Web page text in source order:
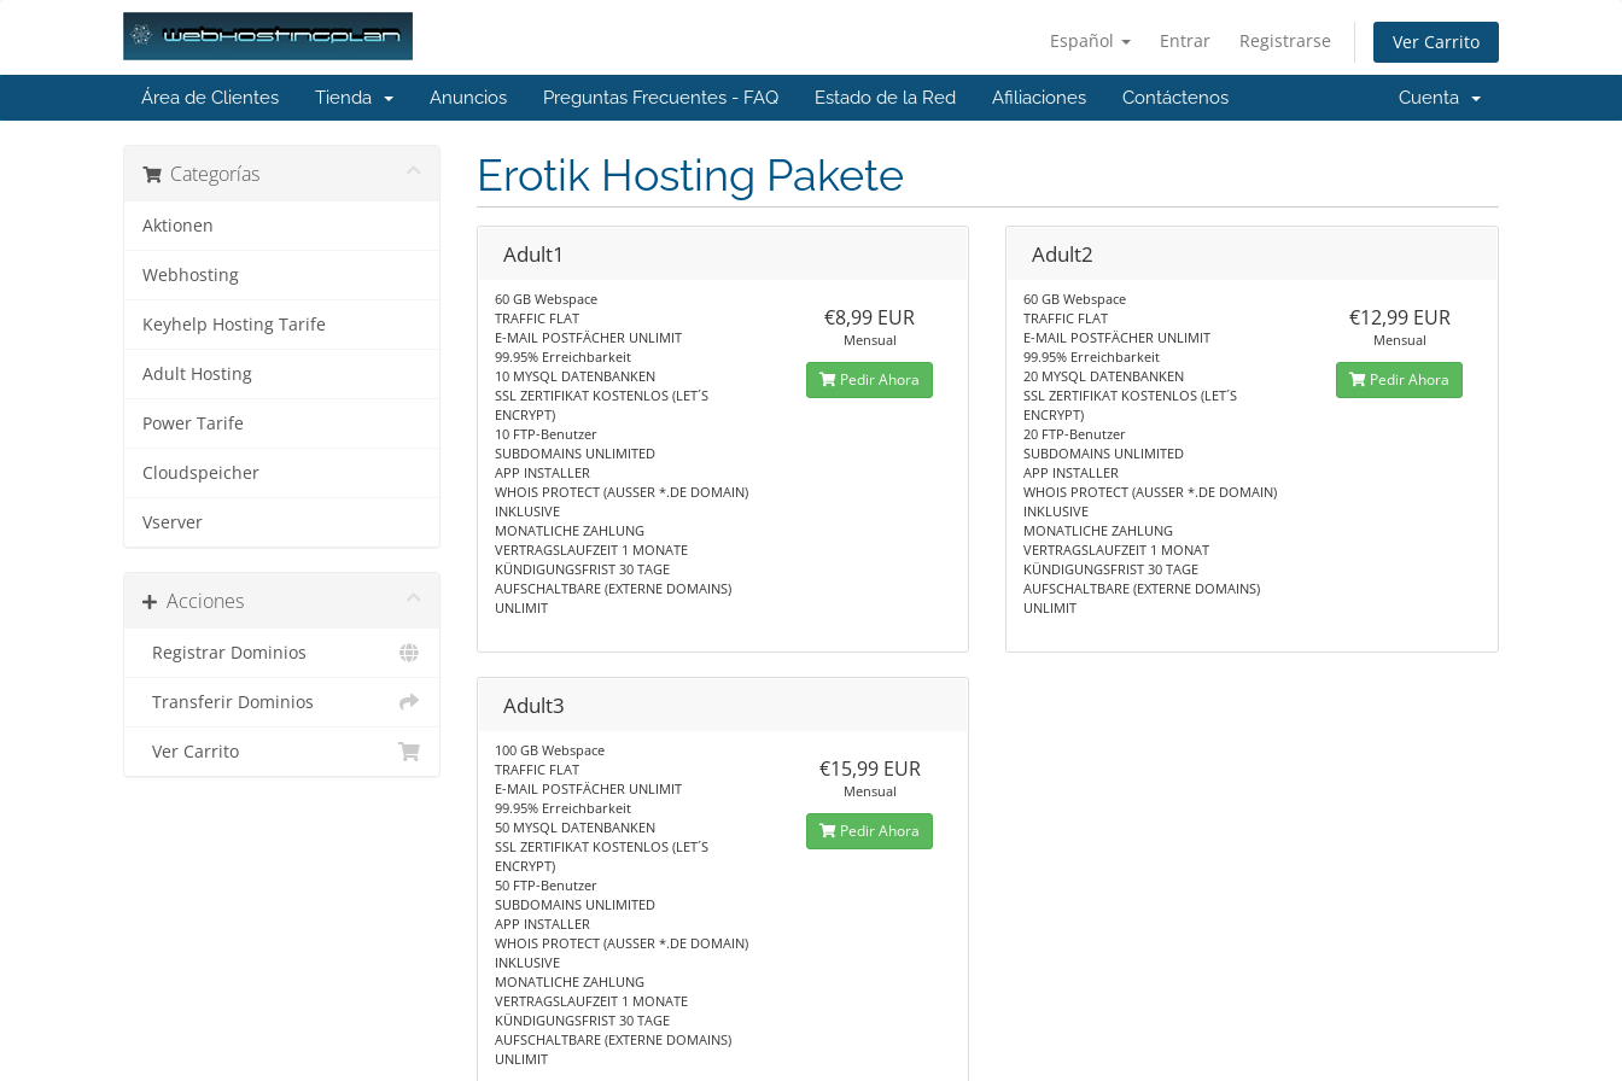
Español Entrar Registrarse Ver Carrito
Área de Clientes Tienda Anuncios Preguntas Frecuentes - FAQ Estado de la Red Afiliaciones Contáctenos Cuenta
Categorías
Aktionen
Webhosting
Keyhelp Hosting Tarife
Adult Hosting
Power Tarife
Cloudspeicher
Vserver
Acciones
Registrar Dominios
Transferir Dominios
Ver Carrito
Erotik Hosting Pakete
Adult1
60 GB Webspace
TRAFFIC FLAT
E-MAIL POSTFÄCHER UNLIMIT
99.95% Erreichbarkeit
10 MYSQL DATENBANKEN
SSL ZERTIFIKAT KOSTENLOS (LET´S
ENCRYPT)
10 FTP-Benutzer
SUBDOMAINS UNLIMITED
APP INSTALLER
WHOIS PROTECT (AUSSER *.DE DOMAIN)
INKLUSIVE
MONATLICHE ZAHLUNG
VERTRAGSLAUFZEIT 1 MONATE
KÜNDIGUNGSFRIST 30 TAGE
AUFSCHALTBARE (EXTERNE DOMAINS)
UNLIMIT
€8,99 EUR
Mensual
Pedir Ahora
Adult2
60 GB Webspace
TRAFFIC FLAT
E-MAIL POSTFÄCHER UNLIMIT
99.95% Erreichbarkeit
20 MYSQL DATENBANKEN
SSL ZERTIFIKAT KOSTENLOS (LET´S
ENCRYPT)
20 FTP-Benutzer
SUBDOMAINS UNLIMITED
APP INSTALLER
WHOIS PROTECT (AUSSER *.DE DOMAIN)
INKLUSIVE
MONATLICHE ZAHLUNG
VERTRAGSLAUFZEIT 1 MONAT
KÜNDIGUNGSFRIST 30 TAGE
AUFSCHALTBARE (EXTERNE DOMAINS)
UNLIMIT
€12,99 EUR
Mensual
Pedir Ahora
Adult3
100 GB Webspace
TRAFFIC FLAT
E-MAIL POSTFÄCHER UNLIMIT
99.95% Erreichbarkeit
50 MYSQL DATENBANKEN
SSL ZERTIFIKAT KOSTENLOS (LET´S
ENCRYPT)
50 FTP-Benutzer
SUBDOMAINS UNLIMITED
APP INSTALLER
WHOIS PROTECT (AUSSER *.DE DOMAIN)
INKLUSIVE
MONATLICHE ZAHLUNG
VERTRAGSLAUFZEIT 1 MONATE
KÜNDIGUNGSFRIST 30 TAGE
AUFSCHALTBARE (EXTERNE DOMAINS)
UNLIMIT
€15,99 EUR
Mensual
Pedir Ahora